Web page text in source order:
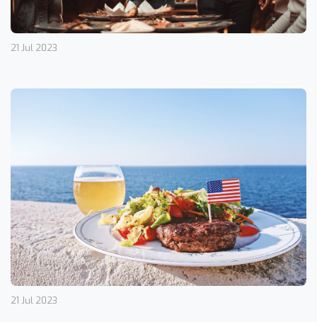
21 Jul 2023
21 Jul 2023